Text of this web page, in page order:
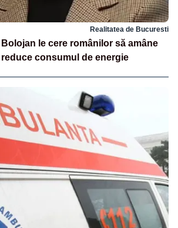
Realitatea de Bucuresti
le cere românilor să amâne
consumul de energie